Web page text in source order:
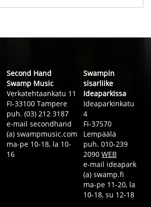
Second Hand
Swamp Music
Verkatehtaankatu 11
FI-33100 Tampere
puh. (03) 212 3187
e-mail secondhand
(a) swampmusic.com
ma-pe 10-18, la 10-
16
Swampin
sisarliike
Ideaparkissa
Ideaparkinkatu
4
FI-37570
Lempäälä
puh. 010-239
2090 WEB
e-mail ideapark
(a) swamp.fi
ma-pe 11-20, la
10-18, su 12-18